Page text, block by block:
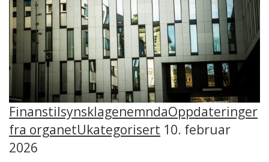
FinanstilsynsklagenemndaOppdateringer
fra organetUkategorisert 10. februar
2026